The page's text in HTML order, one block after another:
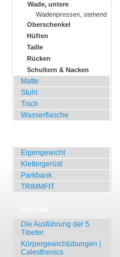
Wade, untere
Wadenpressen, stehend
Oberschenkel
Hüften
Taille
Rücken
Schultern & Nacken
Matte
Stuhl
Tisch
Wasserflasche
Eigengewicht
Klettergerüst
Parkbank
TRIMMFIT
Die Ausführung der 5
Tibeter
Körpergewichtübungen |
Calesthenics